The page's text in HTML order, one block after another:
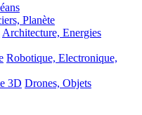
Planète
Architecture, Energies
Robotique, Electronique,
3D Drones, Objets